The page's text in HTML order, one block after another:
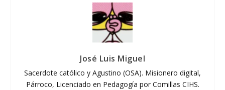
José Luis Miguel
Sacerdote católico y Agustino (OSA). Misionero digital,
Párroco, Licenciado en Pedagogía por Comillas CIHS.